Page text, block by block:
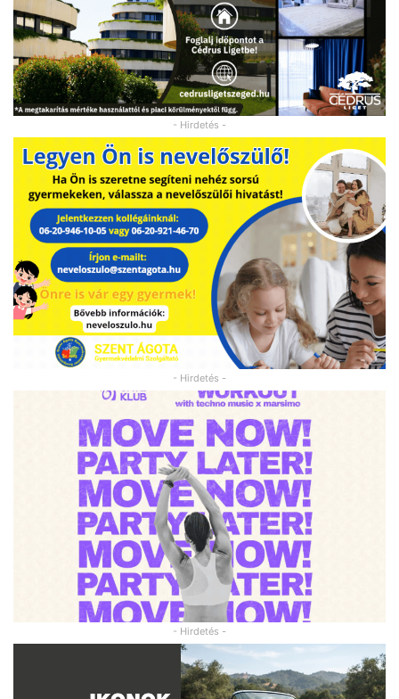
- Hirdetés -
- Hirdetés -
- Hirdetés -